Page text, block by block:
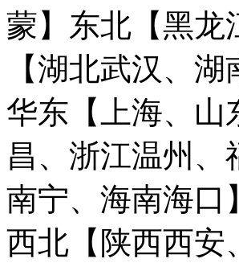
蒙】 东北【黑龙
【湖北武汉、
华东【上海、山
昌、浙江温州、
南宁、海南海口】
西北【陕西西安